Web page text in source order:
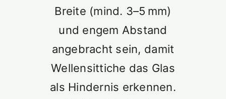
Breite (mind. 3–5 mm)
und engem Abstand
angebracht sein, damit
Wellensittiche das Glas
als Hindernis erkennen.